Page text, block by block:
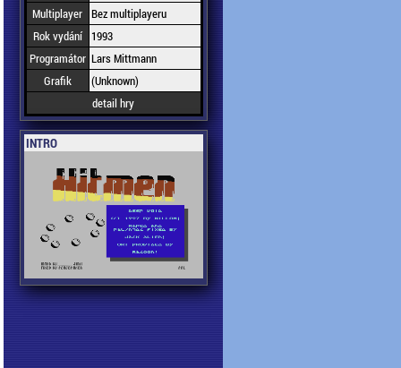
Multiplayer Bez multiplayeru
Rok vydání
1993
Programátor Lars Mittmann
Grafik
(Unknown)
detail hry
INTRO